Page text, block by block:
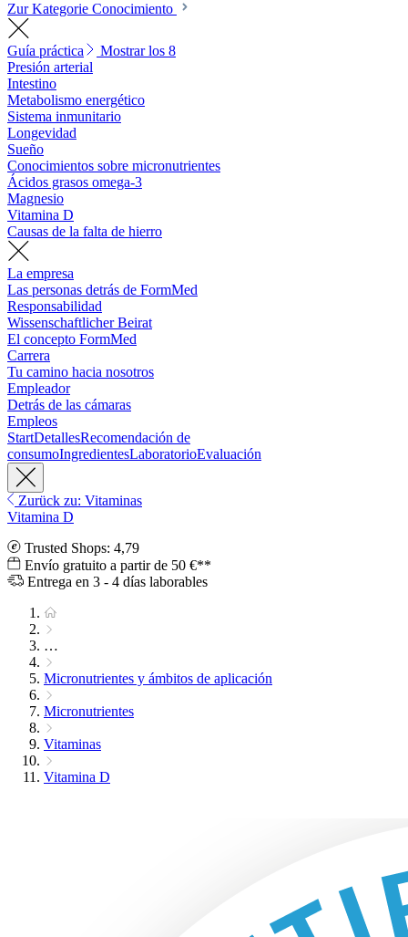
Zur Kategorie Conocimiento
Guía práctica
Mostrar los 8
Presión arterial
Intestino
Metabolismo energético
Sistema inmunitario
Longevidad
Sueño
Conocimientos sobre micronutrientes
Ácidos grasos omega-3
Magnesio
Vitamina D
Causas de la falta de hierro
La empresa
Las personas detrás de FormMed
Responsabilidad
Wissenschaftlicher Beirat
El concepto FormMed
Carrera
Tu camino hacia nosotros
Empleador
Detrás de las cámaras
Empleos
StartDetallesRecomendación de
consumoIngredientesLaboratorioEvaluación
Zurück zu: Vitaminas
Vitamina D
Trusted Shops: 4,79
Envío gratuito a partir de 50 €**
Entrega en 3 - 4 días laborables
…
Micronutrientes y ámbitos de aplicación
Micronutrientes
Vitaminas
Vitamina D